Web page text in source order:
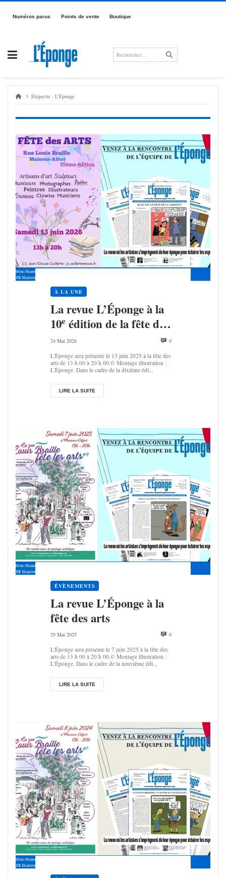
Passer
contenuNumé­­­ros parus Points de vente Boutique
Étiquette : L’Éponge
À LA UNE
La revue L’Éponge à la
10e édition de la fête des
arts
24 Mai 2026 0
L'Éponge sera présente le 13 juin 2025 à la fête des
arts de 13 h 00 à 20 h 00.© Montage illustration :
L'Éponge. Dans le cadre de la dixième édi...
LIRE LA SUITE
ÉVÈNEMENTS
La revue L’Éponge à la
fête des arts
29 Mai 2025 0
L'Éponge sera présente le 7 juin 2025 à la fête des
arts de 13 h 00 à 20 h 00.© Montage illustration :
L'Éponge. Dans le cadre de la neuvième édi...
LIRE LA SUITE